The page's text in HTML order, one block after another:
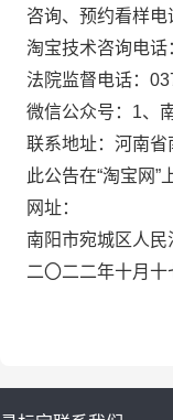
咨询、预约看样电
淘宝技术咨询电话
法院监督电话：
微信公众号： 1、
联系地址：河南
此公告在“淘宝网”
网址：
南阳市宛城区人民
二〇二二年十月 十